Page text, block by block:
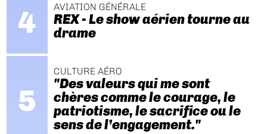
AVIATION GÉNÉRALE
REX - Le show aérien tourne au
drame
CULTURE AÉRO
"Des valeurs qui me sont
chères comme le courage, le
patriotisme, le sacrifice ou le
sens de l’engagement."